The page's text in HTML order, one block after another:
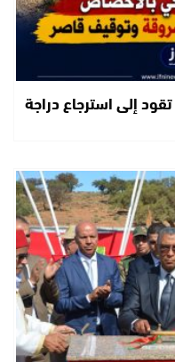
إلى استرجاع دراجة